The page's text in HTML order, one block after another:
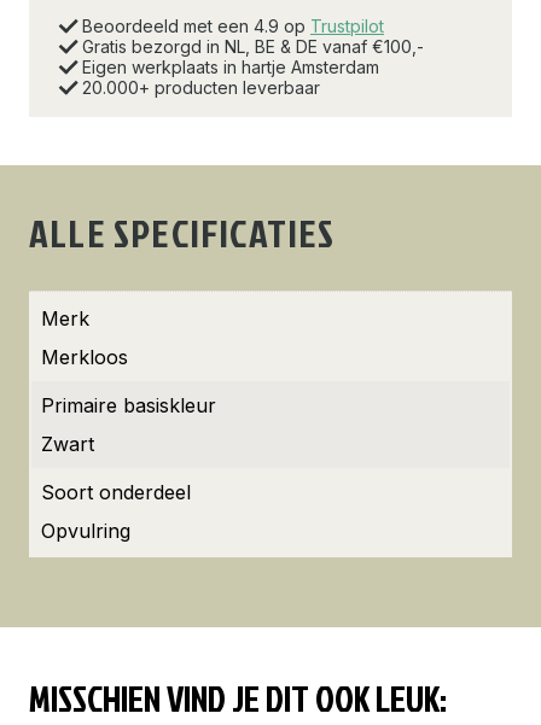
Beoordeeld met een 4.9 op Trustpilot
Gratis bezorgd in NL, BE & DE vanaf €100,-
Eigen werkplaats in hartje Amsterdam
20.000+ producten leverbaar
ALLE SPECIFICATIES
Merk
Merkloos
Primaire basiskleur
Zwart
Soort onderdeel
Opvulring
MISSCHIEN VIND JE DIT OOK LEUK: